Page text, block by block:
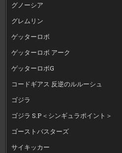
グノーシア
グレムリン
ゲッターロボ
ゲッターロボ アーク
ゲッターロボG
コードギアス 反逆のルルーシュ
ゴジラ
ゴジラ S.P＜シンギュラポイント＞
ゴーストバスターズ
サイキッカー